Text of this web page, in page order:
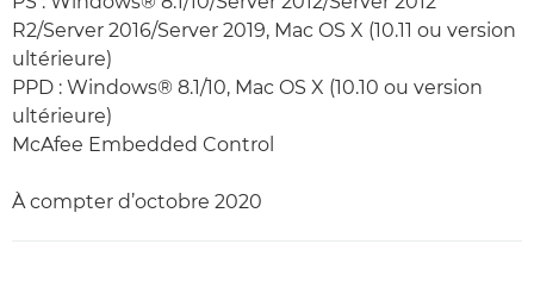
R2/Server 2016/Server 2019, Mac OS X (10.11 ou version
ultérieure)
PPD : Windows® 8.1/10, Mac OS X (10.10 ou version
ultérieure)
McAfee Embedded Control
À compter d’octobre 2020